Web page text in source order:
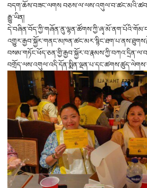
བདག་ཆོས་བཟང་ལགས
རྒྱུ་ཡིན།